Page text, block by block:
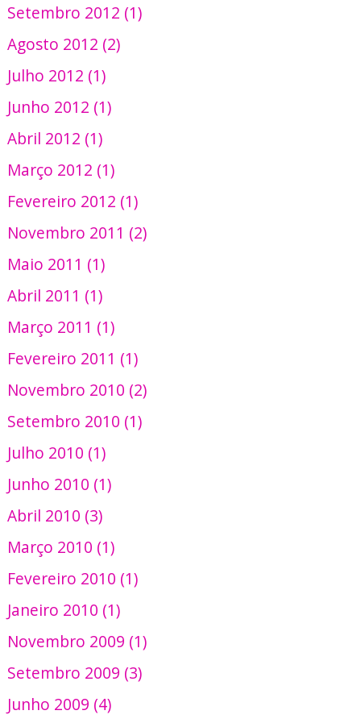
Setembro 2012 (1)
Agosto 2012 (2)
Julho 2012 (1)
Junho 2012 (1)
Abril 2012 (1)
Março 2012 (1)
Fevereiro 2012 (1)
Novembro 2011 (2)
Maio 2011 (1)
Abril 2011 (1)
Março 2011 (1)
Fevereiro 2011 (1)
Novembro 2010 (2)
Setembro 2010 (1)
Julho 2010 (1)
Junho 2010 (1)
Abril 2010 (3)
Março 2010 (1)
Fevereiro 2010 (1)
Janeiro 2010 (1)
Novembro 2009 (1)
Setembro 2009 (3)
Junho 2009 (4)